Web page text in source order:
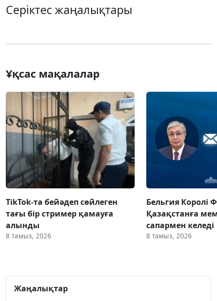
Серіктес жаңалықтары
Ұқсас мақалалар
TikTok-та бейәдеп сөйлеген
тағы бір стример қамауға
алынды
8 тамыз, 2026
Бельгия Королі
Қазақстанға
сапармен келеді
8 тамыз, 2026
Жаңалықтар